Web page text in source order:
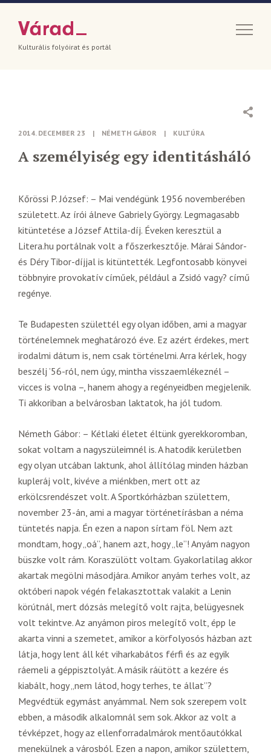
Kulturális folyóirat és portál
2014. DECEMBER 23 | NÉMETH GÁBOR | KULTÚRA
A személyiség egy identitásháló
Kőrössi P. József: – Mai vendégünk 1956 novemberében
született. Az írói álneve Gabriely György. Legmagasabb
kitüntetése a József Attila-díj. Éveken keresztül a
Litera.hu portálnak volt a főszerkesztője. Márai Sándor-
és Déry Tibor-díjjal is kitüntették. Legfontosabb könyvei
többnyire provokatív címűek, például a Zsidó vagy? című
regénye.
Te Budapesten születtél egy olyan időben, ami a magyar
történelemnek meghatározó éve. Ez azért érdekes, mert
irodalmi dátum is, nem csak történelmi. Arra kérlek, hogy
beszélj ’56-ról, nem úgy, mintha visszaemlékeznél –
vicces is volna –, hanem ahogy a regényeidben megjelenik.
Ti akkoriban a belvárosban laktatok, ha jól tudom.
Németh Gábor: – Kétlaki életet éltünk gyerekkoromban,
sokat voltam a nagyszüleimnél is. A hatodik kerületben
egy olyan utcában laktunk, ahol állítólag minden házban
kupleráj volt, kivéve a miénkben, mert ott az
erkölcsrendészet volt. A Sportkórházban születtem,
november 23-án, ami a magyar történetírásban a néma
tüntetés napja. Én ezen a napon sírtam föl. Nem azt
mondtam, hogy „oá”, hanem azt, hogy „le”! Anyám nagyon
büszke volt rám. Koraszülött voltam. Gyakorlatilag akkor
akartak megölni másodjára. Amikor anyám terhes volt, az
októberi napok végén felakasztottak valakit a Lenin
körútnál, mert dózsás melegítő volt rajta, belügyesnek
volt tekintve. Az anyámon piros melegítő volt, épp le
akarta vinni a szemetet, amikor a körfolyosós házban azt
látja, hogy lent áll két viharkabátos férfi és az egyik
ráemeli a géppisztolyát. A másik ráütött a kezére és
kiabált, hogy „nem látod, hogy terhes, te állat”?
Megvédtük egymást anyámmal. Nem sok szerepem volt
ebben, a második alkalomnál sem sok. Akkor az volt a
tévképzet, hogy az ellenforradalmárok mentőautókkal
menekülnek a városból. Ezen a napon, amikor születtem,